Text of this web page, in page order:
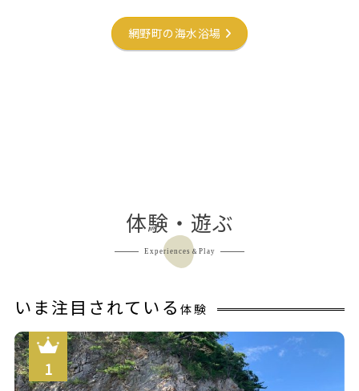
網野町の海水浴場
体験・遊ぶ
Experiences＆Play
いま注目されている 体験